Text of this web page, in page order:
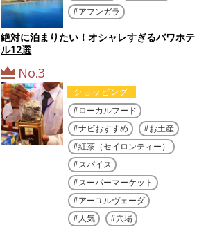
アフンガラ
絶対に泊まりたい！オシャレすぎるバワホテ
ル12選
No.3
ショッピング
ローカルフード
ナビおすすめ
お土産
紅茶（セイロンティー）
スパイス
スーパーマーケット
アーユルヴェーダ
人気
穴場